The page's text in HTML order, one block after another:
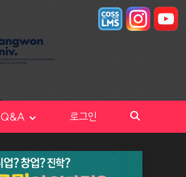
Q&A 로그인